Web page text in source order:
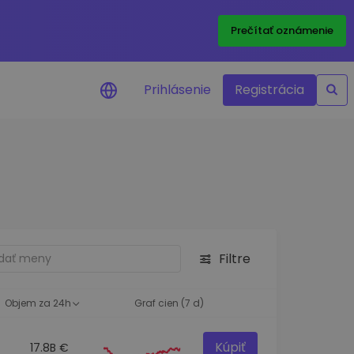
Prečítať oznámenie
príležitosti
pre optimálny
Prihlásenie Registrácia
Filtre
Objem za 24h Graf cien (7 d)
17.8B € Kúpiť